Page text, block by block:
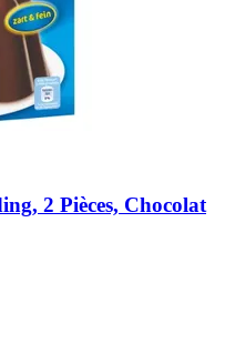
2 Pièces, Chocolat